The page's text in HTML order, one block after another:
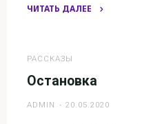
ЧИТАТЬ ДАЛЕЕ
бородатый"
РАССКАЗЫ
Остановка
ADMIN 20.05.2020